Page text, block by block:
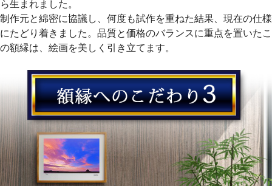
ら生まれました。
制作元と綿密に協議し、何度も試作を重ねた結果、現在の仕様
にたどり着きました。品質と価格のバランスに重点を置いたこ
の額縁は、絵画を美しく引き立てます。